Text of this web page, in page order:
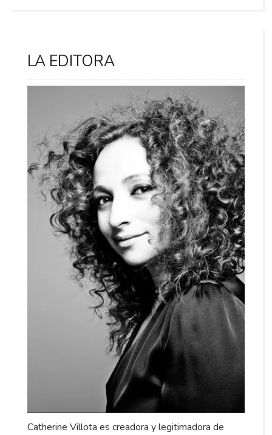
LA EDITORA
Catherine Villota es creadora y legitimadora de